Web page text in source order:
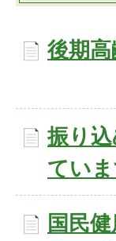
後期
振り
てい
国民